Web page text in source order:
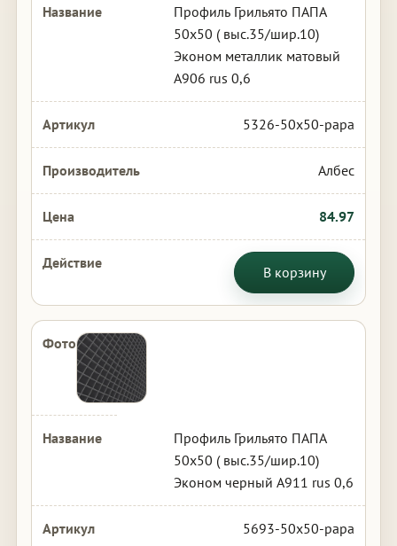
Профиль Грильято ПАПА
50х50 ( выс.35/шир.10)
Эконом металлик матовый
А906 rus 0,6
5326-50x50-papa
Албес
84.97
В корзину
Профиль Грильято ПАПА
50х50 ( выс.35/шир.10)
Эконом черный А911 rus 0,6
5693-50x50-papa